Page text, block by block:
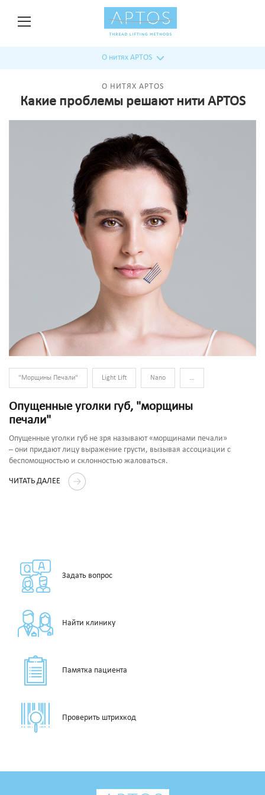
О нитях APTOS
О НИТЯХ APTOS
Какие проблемы решают нити APTOS
"Морщины Печали" Light Lift Nano ...
Опущенные уголки губ, "морщины
печали"
Опущенные уголки губ не зря называют «морщинами печали»
– они придают лицу выражение грусти, вызывая ассоциации с
беспомощностью и склонностью жаловаться.
ЧИТАТЬ ДАЛЕЕ
Задать вопрос
Найти клинику
Памятка пациента
Проверить штрихкод